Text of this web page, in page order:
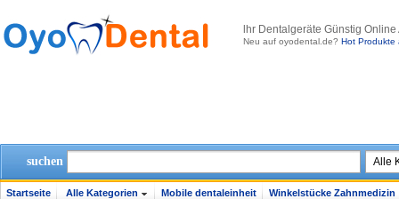
lhr Dentalgeräte Günstig
Neu auf oyodental.de? Hot Produkte
suchen
Startseite Alle Kategorien Mobile dentaleinheit Winkelstücke Zahnmedizin